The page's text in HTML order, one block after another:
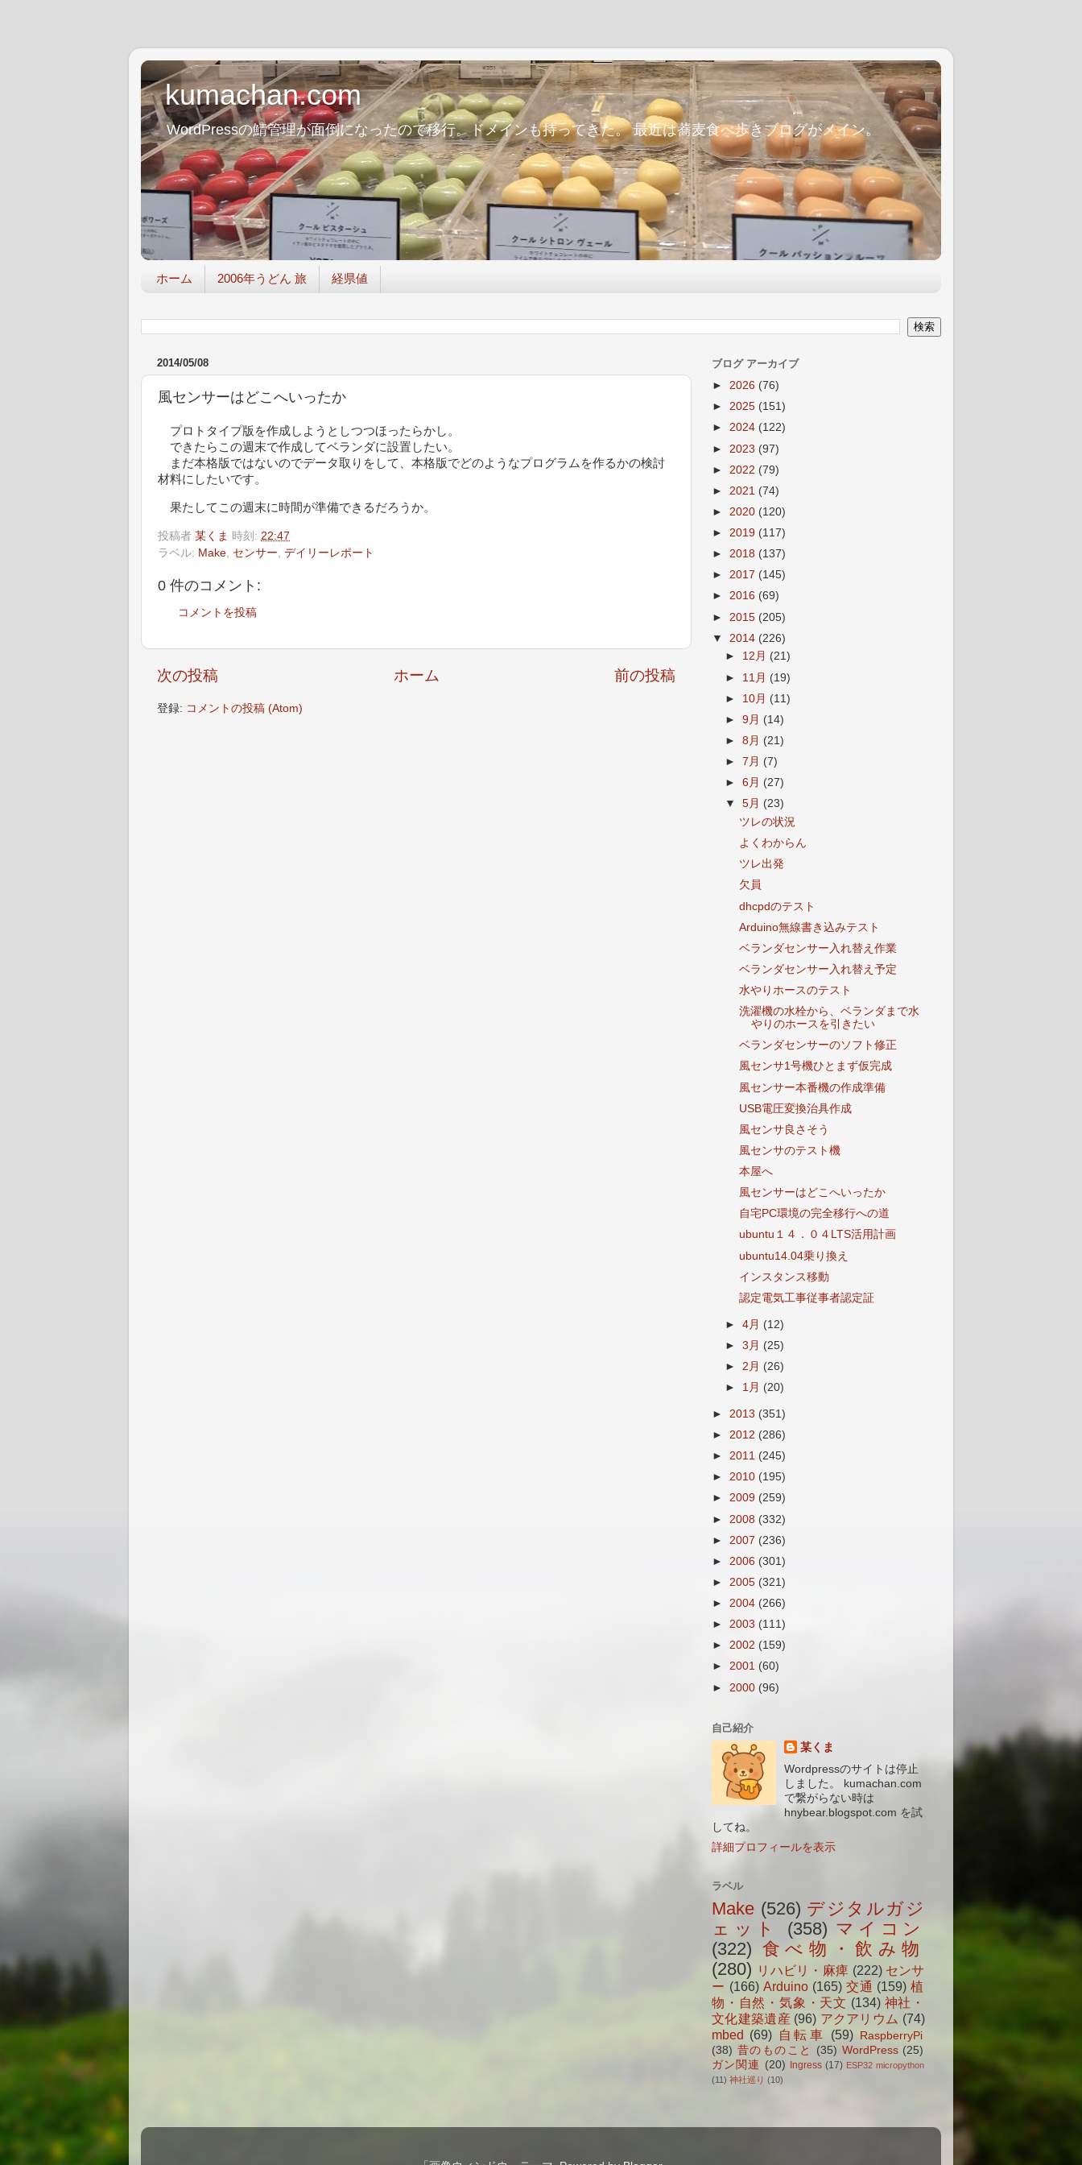
kumachan.com
WordPressの鯖管理が面倒になったので移行。ドメインも持ってきた。 最近は蕎麦食べ歩きブログがメイン。
ホーム 2006年うどん 旅 経県値
2014/05/08
風センサーはどこへいったか
プロトタイプ版を作成しようとしつつほったらかし。
できたらこの週末で作成してベランダに設置したい。
まだ本格版ではないのでデータ取りをして、本格版でどのようなプログラムを作るかの検討
材料にしたいです。
果たしてこの週末に時間が準備できるだろうか。
投稿者 某くま 時刻: 22:47
ラベル: Make センサー デイリーレポート
0 件のコメント:
コメントを投稿
次の投稿 前の投稿
ホーム
登録: コメントの投稿 (Atom)
ブログ アーカイブ
► 2026 (76)
► 2025 (151)
► 2024 (122)
► 2023 (97)
► 2022 (79)
► 2021 (74)
► 2020 (120)
► 2019 (117)
► 2018 (137)
► 2017 (145)
► 2016 (69)
► 2015 (205)
▼ 2014 (226)
► 12月 (21)
► 11月 (19)
► 10月 (11)
►9月 (14)
►8月 (21)
►7月 (7)
►6月 (27)
▼5月 (23)
ツレの状況
よくわからん
ツレ出発
欠員
dhcpdのテスト
Arduino無線書き込みテスト
ベランダセンサー入れ替え作業
ベランダセンサー入れ替え予定
水やりホースのテスト
洗濯機の水栓から、ベランダまで水
やりのホースを引きたい
ベランダセンサーのソフト修正
風センサ1号機ひとまず仮完成
風センサー本番機の作成準備
USB電圧変換治具作成
風センサ良さそう
風センサのテスト機
本屋へ
風センサーはどこへいったか
自宅PC環境の完全移行への道
ubuntu１４．０４LTS活用計画
ubuntu14.04乗り換え
インスタンス移動
認定電気工事従事者認定証
►4月 (12)
►3月 (25)
► 2月 (26)
► 1月 (20)
► 2013 (351)
► 2012 (286)
► 2011 (245)
► 2010 (195)
► 2009 (259)
► 2008 (332)
► 2007 (236)
► 2006 (301)
► 2005 (321)
► 2004 (266)
► 2003 (111)
► 2002 (159)
► 2001 (60)
► 2000 (96)
自己紹介
某くま
Wordpressのサイトは停止
しました。 kumachan.com
で繋がらない時は
hnybear.blogspot.com を試
してね。
詳細プロフィールを表示
ラベル
Make (526) デジタルガジ
ェット
(358) マイコン
(322) 食べ物・飲み物
(280) リハビリ・麻痺 (222) センサ
ー (166) Arduino (165) 交通 (159) 植
物・自然・気象・天文 (134) 神社・
文化建築遺産 (96) アクアリウム (74)
mbed (69) 自転車 (59)
RaspberryPi
(38) 昔のものこと (35) WordPress (25)
ガン関連 (20) Ingress (17) ESP32 micropython
(11) 神社巡り (10)